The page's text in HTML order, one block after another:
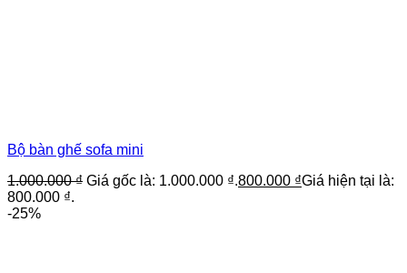
Bộ bàn ghế sofa mini
1.000.000₫ Giá gốc là: 1.000.000 ₫.800.000 ₫Giá hiện tại là:
800.000 ₫.
-25%